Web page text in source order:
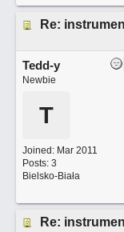
Re:
Tedd-y
Newbie
T
Joined: Mar 2011
Posts: 3
Bielsko-Biała
Re: